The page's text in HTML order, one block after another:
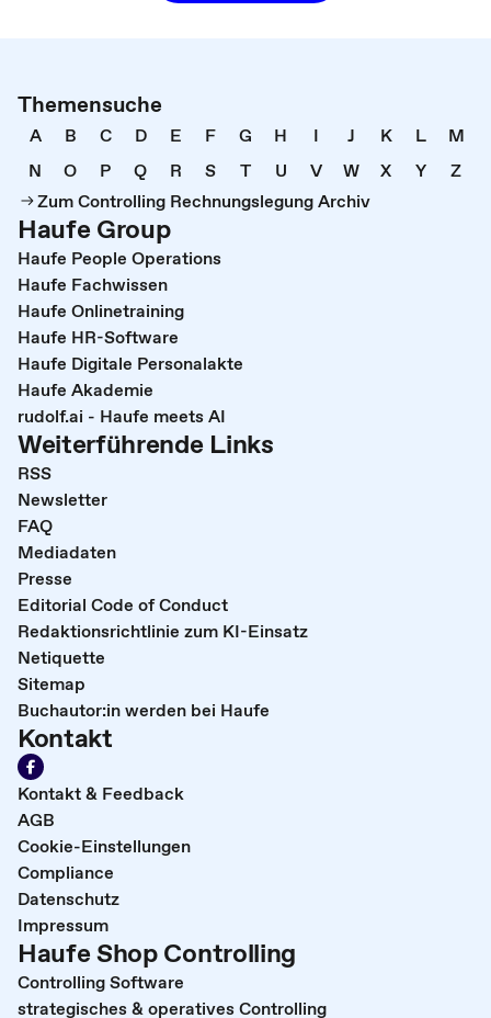
Themensuche
A B C D E F G H I J K L
M
N
O P Q R S T U V W X Y
Z
Zum Controlling Rechnungslegung Archiv
Haufe Group
Haufe People Operations
Haufe Fachwissen
Haufe Onlinetraining
Haufe HR-Software
Haufe Digitale Personalakte
Haufe Akademie
rudolf.ai - Haufe meets AI
Weiterführende Links
RSS
Newsletter
FAQ
Mediadaten
Presse
Editorial Code of Conduct
Redaktionsrichtlinie zum KI-Einsatz
Netiquette
Sitemap
Buchautor:in werden bei Haufe
Kontakt
Kontakt & Feedback
AGB
Cookie-Einstellungen
Compliance
Datenschutz
Impressum
Haufe Shop Controlling
Controlling Software
strategisches & operatives Controlling